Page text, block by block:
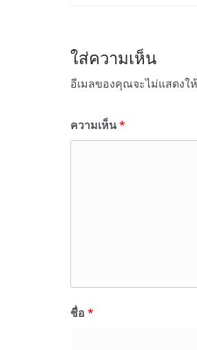
ใส่ความเห็น
อีเมลของคุณจะไม่แสดงใ
ความเห็น*
ชื่อ *